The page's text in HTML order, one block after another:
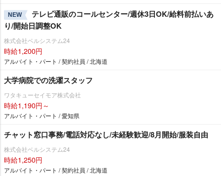
NEW
テレビ通販のコールセンター/週休3日OK/給料前払いあ
り/開始日調整OK
株式会社ベルシステム24
時給1,200円
アルバイト・パート / 契約社員 / 北海道
大学病院での洗濯スタッフ
ワタキューセイモア株式会社
時給1,190円～
アルバイト・パート / 愛知県
チャット窓口事務/電話対応なし/未経験歓迎/8月開始/服装自由
株式会社ベルシステム24
時給1,250円
アルバイト・パート / 契約社員 / 北海道